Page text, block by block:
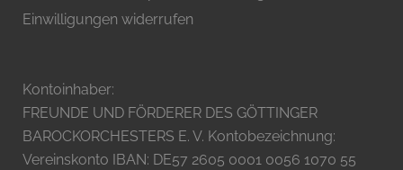
Einwilligungen widerrufen
Kontoinhaber:
FREUNDE UND FÖRDERER DES GÖTTINGER
BAROCKORCHESTERS E. V. Kontobezeichnung:
Vereinskonto IBAN: DE57 2605 0001 0056 1070 55